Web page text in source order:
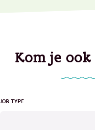
Kom je
JOB TYPE